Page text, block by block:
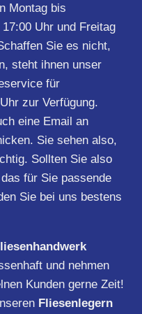
Montag bis
Uhr und Freitag
Sie es nicht,
steht ihnen unser
für
zur Verfügung.
eine Email an
Sie sehen also,
Sollten Sie also
für Sie passende
Sie bei uns bestens
und nehmen
Kunden gerne Zeit!
Fliesenlegern